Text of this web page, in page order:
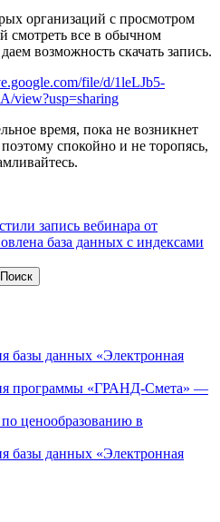
организаций с просмотром
смотреть все в обычном
возможность скачать запись.
file/d/1leLJb5-
view?usp=sharing
время, пока не возникнет
спокойно и не торопясь,
запись вебинара от
база данных с индексами
базы данных «Электронная
программы «ГРАНД-Смета» —
ценообразованию в
базы данных «Электронная